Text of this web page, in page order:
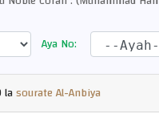
Aya No:
sourate Al-Anbiya